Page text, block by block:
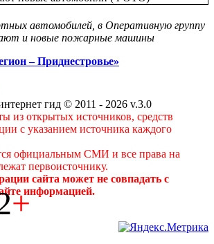
автомобилей, в Оперативную группу
и новые пожарные машины
– Приднестровье»
гид © 2011 - 2026 v.3.0
из открытых источников, средств
с указанием источника каждого
официальным СМИ и все права на
первоисточнику.
сайта может не совпадать с
информацией.
+